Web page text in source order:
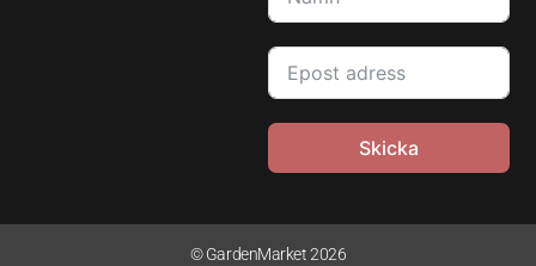
Skicka
© GardenMarket 2026